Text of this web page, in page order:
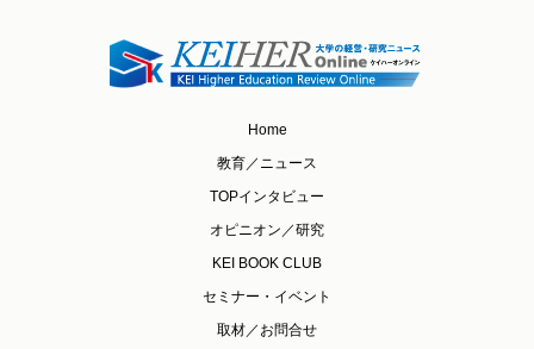
Home
教育／ニュース
TOPインタビュー
オピニオン／研究
KEI BOOK CLUB
セミナー・イベント
取材／お問合せ